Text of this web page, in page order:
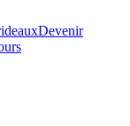
Devenir